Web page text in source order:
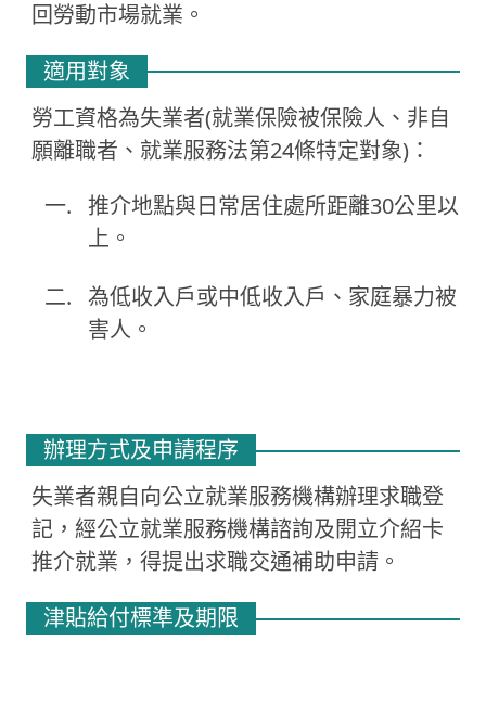
回勞動市場就業。
適用對象
勞工資格為失業者(就業保險被保險人、非自
願離職者、就業服務法第24條特定對象)：
推介地點與日常居住處所距離30公里以
上。
為低收入戶或中低收入戶、家庭暴力被
害人。
辦理方式及申請程序
失業者親自向公立就業服務機構辦理求職登
記，經公立就業服務機構諮詢及開立介紹卡
推介就業，得提出求職交通補助申請。
津貼給付標準及期限